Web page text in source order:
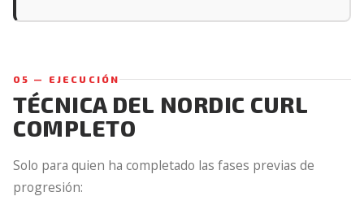
05 — EJECUCIÓN
TÉCNICA DEL NORDIC CURL
COMPLETO
Solo para quien ha completado las fases previas de
progresión: